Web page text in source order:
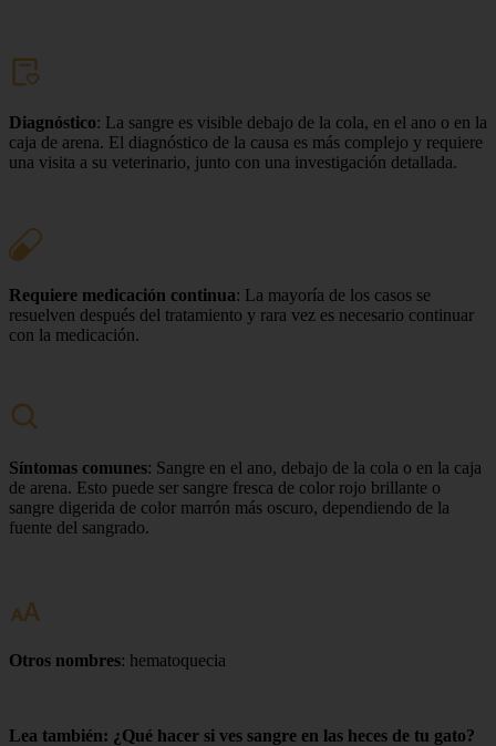
Diagnóstico: La sangre es visible debajo de la cola, en el ano o en la
caja de arena. El diagnóstico de la causa es más complejo y requiere
una visita a su veterinario, junto con una investigación detallada.
Requiere medicación continua: La mayoría de los casos se
resuelven después del tratamiento y rara vez es necesario continuar
con la medicación.
Síntomas comunes: Sangre en el ano, debajo de la cola o en la caja
de arena. Esto puede ser sangre fresca de color rojo brillante o
sangre digerida de color marrón más oscuro, dependiendo de la
fuente del sangrado.
Otros nombres: hematoquecia
Lea también: ¿Qué hacer si ves sangre en las heces de tu gato?